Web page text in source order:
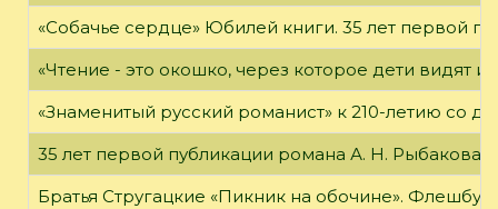
«Собачье сердце» Юбилей книги. 35 лет первой
«Чтение - это окошко, через которое дети видят
«Знаменитый русский романист» к 210-летию со
35 лет первой публикации романа А. Н. Рыбакова
Братья Стругацкие «Пикник на обочине».